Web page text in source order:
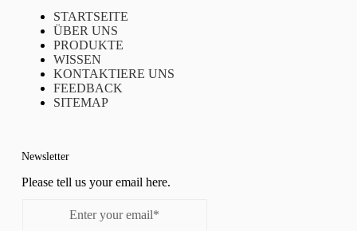
STARTSEITE
ÜBER UNS
PRODUKTE
WISSEN
KONTAKTIERE UNS
FEEDBACK
SITEMAP
Newsletter
Please tell us your email here.